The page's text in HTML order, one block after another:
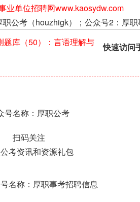
业单位招聘网www.kaosydw.com
公考（houzhigk）；公众号2：厚职
题库（50）：言语理解与
快速访问
号名称：厚职公考
扫码关注
考资讯和资源礼包
名称：厚职事考招聘信息